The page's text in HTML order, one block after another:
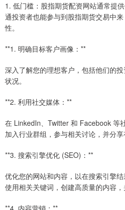
1. 低门槛：股指期货配资网站通常提
通投资者也能参与到股指期货交易中
性。
**1. 明确目标客户画像：**
深入了解您的理想客户，包括他们的
状况。
**2. 利用社交媒体：**
在 LinkedIn、Twitter 和 Facebook 等
加入行业群组，参与相关讨论，并分享
**3. 搜索引擎优化 (SEO)：**
优化您的网站和内容，以在搜索引擎结
使用相关关键词，创建高质量的内容，